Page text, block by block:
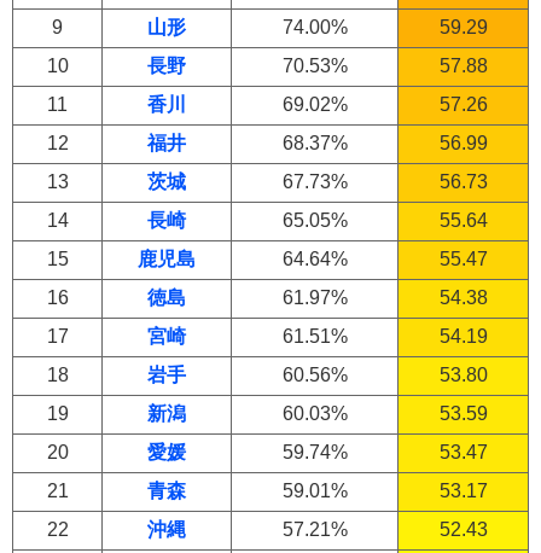
9
山形 74.00%
59.29
10
長野 70.53%
57.88
11
香川 69.02%
57.26
12
福井 68.37%
56.99
13
茨城 67.73%
56.73
14
長崎 65.05%
55.64
15
鹿児島 64.64%
55.47
16
徳島 61.97%
54.38
17
宮崎 61.51%
54.19
18
岩手 60.56%
53.80
19
新潟 60.03%
53.59
20
愛媛 59.74%
53.47
21
青森 59.01%
53.17
22
沖縄 57.21% 52.43